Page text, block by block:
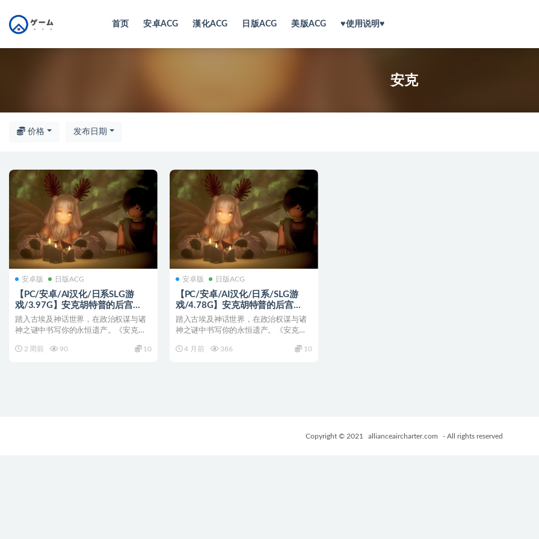
首页 安卓ACG 漢化ACG 日版ACG 美版ACG ♥使用说明♥
安克
价格 发布日期
安卓版 日版ACG
【PC/安卓/AI汉化/日系SLG游
戏/3.97G】安克胡特普的后宫
(Harem of Ankhutep) Ver0.31 AI汉
化版+PC+安卓+日系SLG游戏
踏入古埃及神话世界，在政治权谋与诸
神之谜中书写你的永恒遗产。《安克胡
2 周前
90 10
安卓版 日版ACG
【PC/安卓/AI汉化/日系/SLG游
戏/4.78G】安克胡特普的后宫
(Harem of Ankhutep) Ver0.23 AI汉
化版+PC+安卓+日系SLG游戏
踏入古埃及神话世界，在政治权谋与诸
神之谜中书写你的永恒遗产。《安克胡
4 月前
386 10
Copyright © 2021 allianceaircharter.com - All rights reserved